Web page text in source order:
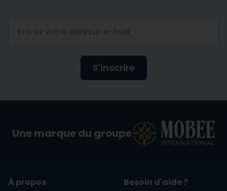
S'inscrire
Une marque du groupe
À propos
Besoin d'aide ?